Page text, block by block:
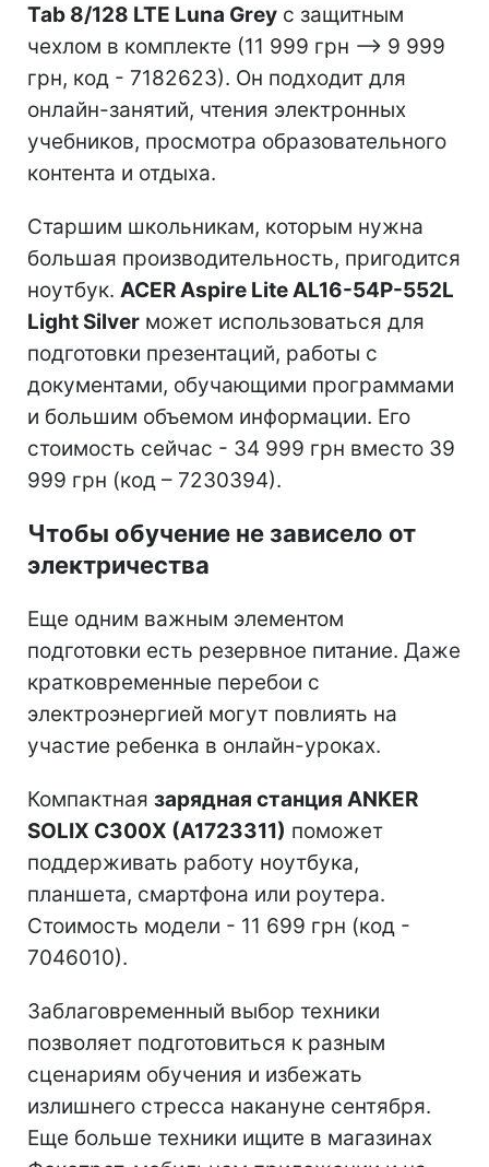
Tab 8/128 LTE Luna Grey с защитным
чехлом в комплекте (11 999 грн –> 9 999
грн, код - 7182623). Он подходит для
онлайн-занятий, чтения электронных
учебников, просмотра образовательного
контента и отдыха.
Старшим школьникам, которым нужна
большая производительность, пригодится
ноутбук. ACER Aspire Lite AL16-54P-552L
Light Silver может использоваться для
подготовки презентаций, работы с
документами, обучающими программами
и большим объемом информации. Его
стоимость сейчас - 34 999 грн вместо 39
999 грн (код – 7230394).
Чтобы обучение не зависело от
электричества
Еще одним важным элементом
подготовки есть резервное питание. Даже
кратковременные перебои с
электроэнергией могут повлиять на
участие ребенка в онлайн-уроках.
Компактная зарядная станция ANKER
SOLIX C300X (A1723311) поможет
поддерживать работу ноутбука,
планшета, смартфона или роутера.
Стоимость модели - 11 699 грн (код -
7046010).
Заблаговременный выбор техники
позволяет подготовиться к разным
сценариям обучения и избежать
излишнего стресса накануне сентября.
Еще больше техники ищите в магазинах